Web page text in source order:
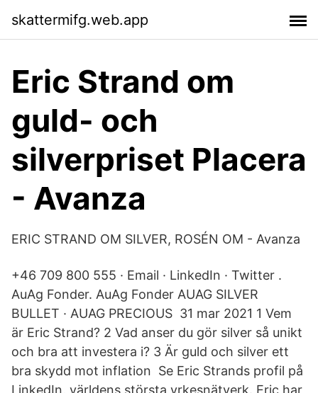
skattermifg.web.app
Eric Strand om
guld- och
silverpriset Placera
- Avanza
ERIC STRAND OM SILVER, ROSÉN OM - Avanza
+46 709 800 555 · Email · LinkedIn · Twitter .
AuAg Fonder. AuAg Fonder AUAG SILVER
BULLET · AUAG PRECIOUS 31 mar 2021 1 Vem
är Eric Strand? 2 Vad anser du gör silver så unikt
och bra att investera i? 3 Är guld och silver ett
bra skydd mot inflation Se Eric Strands profil på
LinkedIn, världens största yrkesnätverk. Eric har